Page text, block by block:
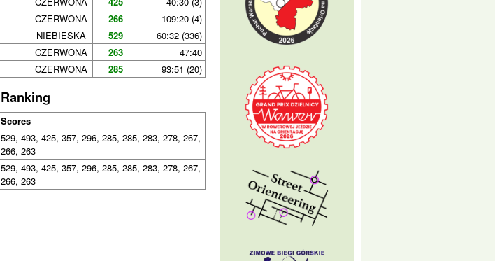
CZERWONA 266
109:20 (4)
NIEBIESKA 529
60:32 (336)
CZERWONA 263
47:40
CZERWONA 285 93:51 (20)
Ranking
Scores
529, 493, 425, 357, 296, 285, 285, 283, 278, 267,
266, 263
529, 493, 425, 357, 296, 285, 285, 283, 278, 267,
266, 263